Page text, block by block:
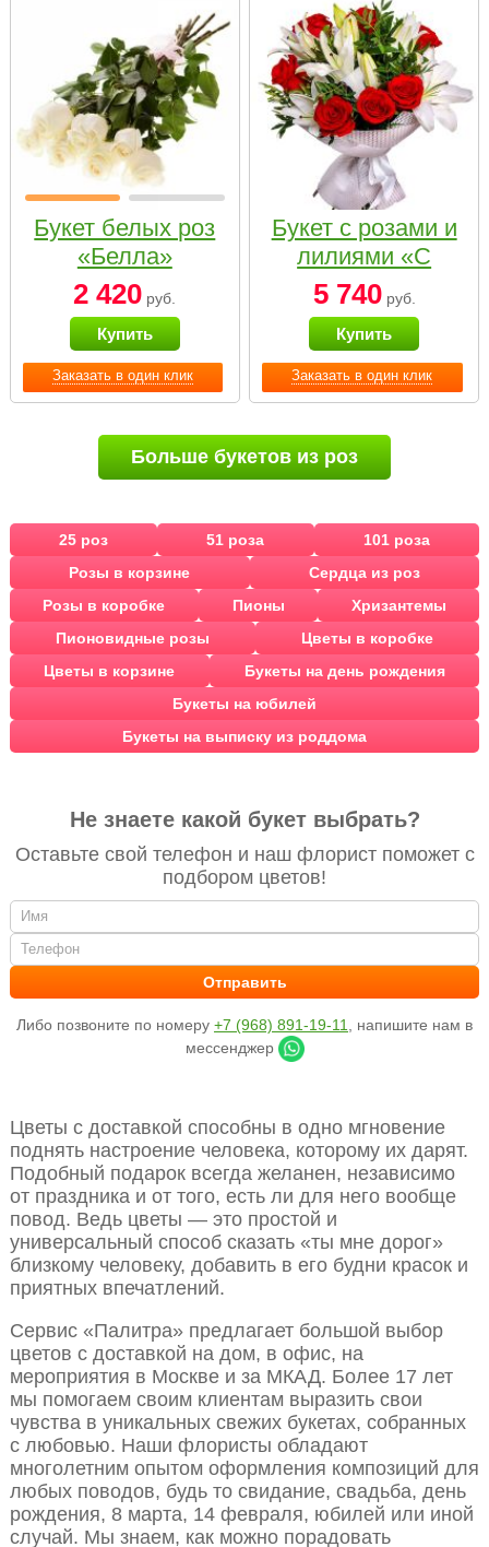
Заказать в один клик
Букет белых роз
«Белла»
2 420 руб.
Купить
Заказать в один клик
Букет с розами и
лилиями «С
наилучшими
пожеланиями»
5 740руб.
Купить
Больше букетов из роз
25 роз 51 роза
101 роза
Розы в корзине
Сердца из роз
Розы в коробке
Пионы
Хризантемы
Пионовидные розы
Цветы в коробке
Цветы в корзине
Букеты на день рождения
Букеты на юбилей
Букеты на выписку из роддома
Не знаете какой букет выбрать?
Оставьте свой телефон и наш флорист поможет с
подбором цветов!
Либо позвоните по номеру +7 (968) 891-19-11
, напишите нам в
мессенджер
Цветы с доставкой способны в одно мгновение
поднять настроение человека, которому их дарят.
Подобный подарок всегда желанен, независимо
от праздника и от того, есть ли для него вообще
повод. Ведь цветы — это простой и
универсальный способ сказать «ты мне дорог»
близкому человеку, добавить в его будни красок и
приятных впечатлений.
Сервис «Палитра» предлагает большой выбор
цветов с доставкой на дом, в офис, на
мероприятия в Москве и за МКАД. Более 17 лет
мы помогаем своим клиентам выразить свои
чувства в уникальных свежих букетах, собранных
с любовью. Наши флористы обладают
многолетним опытом оформления композиций для
любых поводов, будь то свидание, свадьба, день
рождения, 8 марта, 14 февраля, юбилей или иной
случай. Мы знаем, как можно порадовать